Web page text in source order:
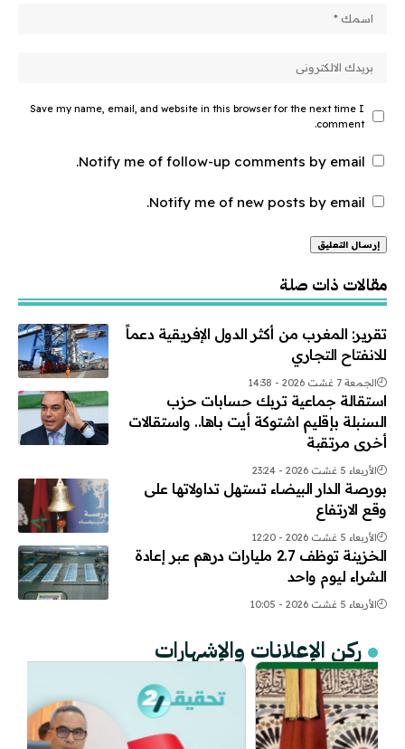
Save my name, email, and website in this browser for the next time I
comment.
Notify me of follow-up comments by email.
Notify me of new posts by email.
مقالات ذات صلة
تقرير: المغرب من أكثر الدول الإفريقية دعماً
للانفتاح التجاري
الجمعة 7 غشت 2026 - 14:38
استقالة جماعية تربك حسابات حزب
السنبلة بإقليم اشتوكة أيت باها.. واستقالات
أخرى مرتقبة
الأربعاء 5 غشت 2026 - 23:24
بورصة الدار البيضاء تستهل تداولاتها على
وقع الارتفاع
الأربعاء 5 غشت 2026 - 12:20
الخزينة توظف 2.7 مليارات درهم عبر إعادة
الشراء ليوم واحد
الأربعاء 5 غشت 2026 - 10:05
ركن الإعلانات والإشهارات